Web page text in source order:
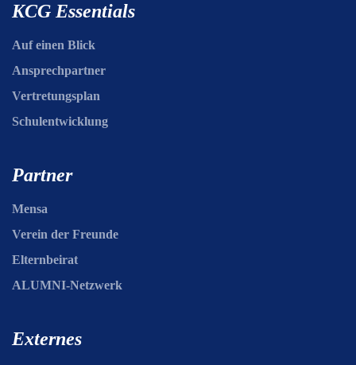
KCG Essentials
Auf einen Blick
Ansprechpartner
Vertretungsplan
Schulentwicklung
Partner
Mensa
Verein der Freunde
Elternbeirat
ALUMNI-Netzwerk
Externes